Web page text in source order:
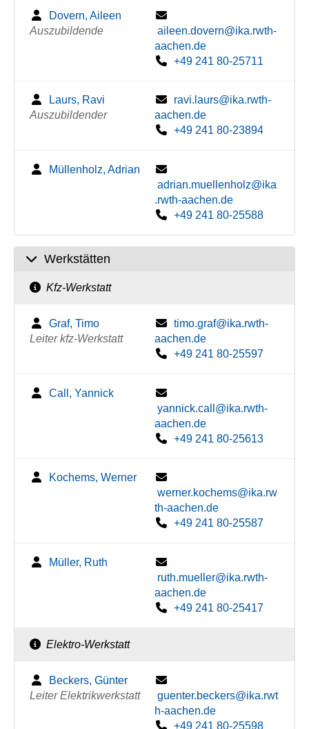
Dovern, Aileen
Auszubildende
aileen.dovern@ika.rwth-
aachen.de
+49 241 80-25711
Laurs, Ravi
Auszubildender
ravi.laurs@ika.rwth-
aachen.de
+49 241 80-23894
Müllenholz, Adrian
adrian.muellenholz@ika
.rwth-aachen.de
+49 241 80-25588
Werkstätten
Kfz-Werkstatt
Graf, Timo
Leiter kfz-Werkstatt
timo.graf@ika.rwth-
aachen.de
+49 241 80-25597
Call, Yannick
yannick.call@ika.rwth-
aachen.de
+49 241 80-25613
Kochems, Werner
werner.kochems@ika.rw
th-aachen.de
+49 241 80-25587
Müller, Ruth
ruth.mueller@ika.rwth-
aachen.de
+49 241 80-25417
Elektro-Werkstatt
Beckers, Günter
Leiter Elektrikwerkstatt
guenter.beckers@ika.rwt
h-aachen.de
+49 241 80-25598